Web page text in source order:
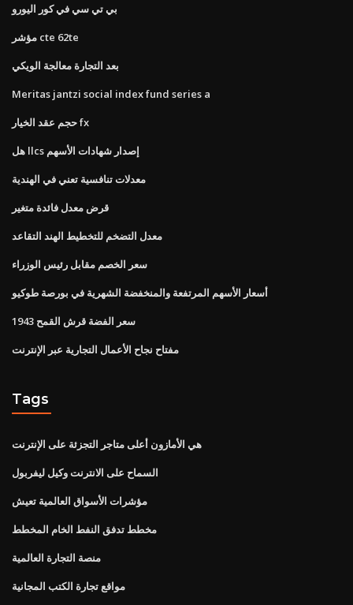
بي تي سي في كور اليورو
مؤشر cte 62te
بعد التجارة معالجة الويكي
Meritas jantzi social index fund series a
حجم عقد الخيار fx
هل llcs إصدار شهادات الأسهم
معدلات تنافسية تعني في الهندية
قرض معدل فائدة متغير
معدل التضخم للتخطيط الهند التقاعد
سعر الخصم مقابل رئيس الوزراء
أسعار الأسهم المرتفعة والمنخفضة الشهرية في بورصة طوكيو
1943 سعر الفضة قرش القمح
مفتاح نجاح الأعمال التجارية عبر الإنترنت
Tags
هي الأمازون أعلى متاجر التجزئة على الإنترنت
السماح على الانترنت وكيل ليفربول
مؤشرات الأسواق العالمية تعيش
مخطط تدفق النفط الخام المخطط
منصة التجارة العالمية
مواقع تجارة الكتب المجانية